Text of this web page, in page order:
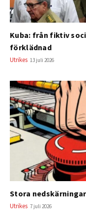
Kuba: från fiktiv
förklädnad
Utrikes 13 juli 2026
Stora
Utrikes 7 juli 2026